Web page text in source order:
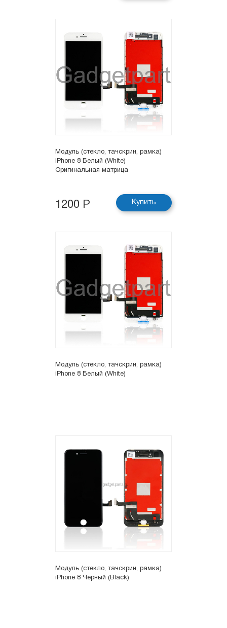
Модуль (стекло, тачскрин, рамка)
iPhone 8 Белый (White)
Оригинальная матрица
1200 Р Купить
Модуль (стекло, тачскрин, рамка)
iPhone 8 Белый (White)
Модуль (стекло, тачскрин, рамка)
iPhone 8 Черный (Black)